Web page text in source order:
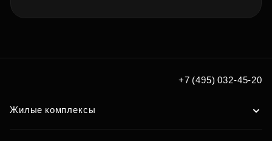
+7 (495) 032-45-20
Жилые комплексы